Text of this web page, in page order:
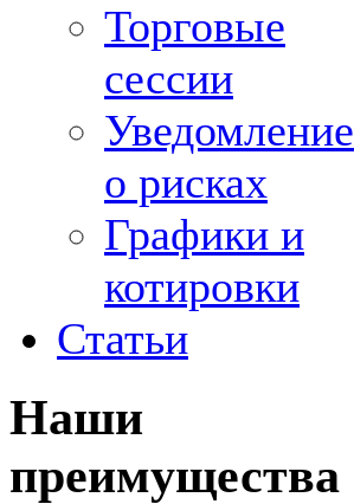
Торговые
сессии
Уведомление
о рисках
Графики и
котировки
Статьи
Наши
преимущества